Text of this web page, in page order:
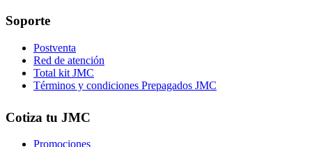
Soporte
Postventa
Red de atención
Total kit JMC
Términos y condiciones Prepagados JMC
Cotiza tu JMC
Promociones